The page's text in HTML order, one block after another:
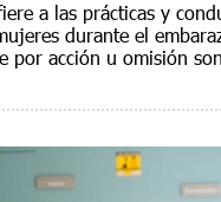
a las prácticas y
durante el
por acción u omisión